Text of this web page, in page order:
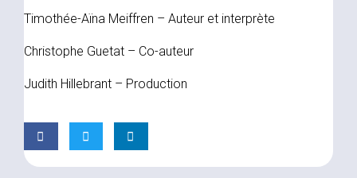
Timothée-Aïna Meiffren – Auteur et interprète
Christophe Guetat – Co-auteur
Judith Hillebrant – Production